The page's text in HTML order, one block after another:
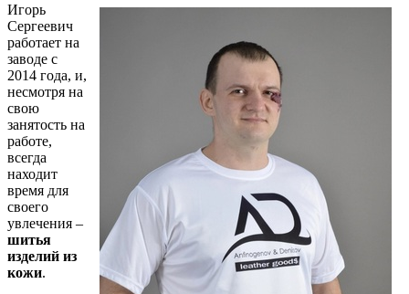
Игорь
Сергеевич
работает на
заводе с
2014 года, и,
несмотря на
свою
занятость на
работе,
всегда
находит
время для
своего
увлечения –
шитья
изделий из
кожи.